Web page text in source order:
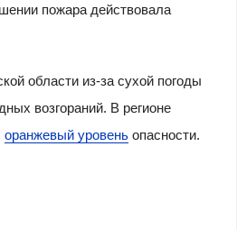
пожара действовала
области из-за сухой погоды
возгораний. В регионе
оранжевый уровеньопасности.